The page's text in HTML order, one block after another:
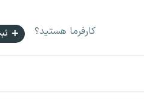
کارفرما هستید؟